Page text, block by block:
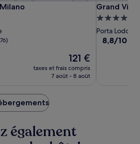
UNA
Hotels
Galles
Milano
Le
nouveau
prix
121 €
taxes et frais compris
7 août - 8 août
Grand
Visconti
Palace
Grand
Grand
4.0 étoiles
Porta
8.8
8,8/10
également